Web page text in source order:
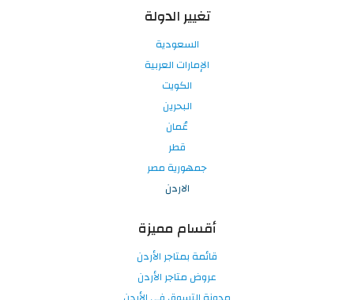
تغيير الدولة
السعودية
الإمارات العربية
الكويت
البحرين
عُمان
قطر
جمهورية مصر
الاردن
أقسام مميزة
قائمة بمتاجر الأردن
عروض متاجر الأردن